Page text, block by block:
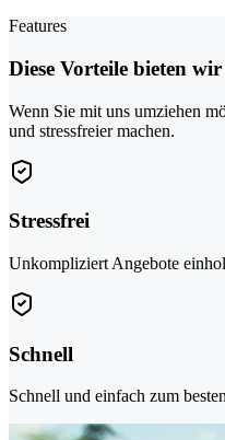
Features
Diese Vorteile bieten
Wenn Sie mit uns umziehen
und stressfreier machen.
Stressfrei
Unkompliziert Angebote
Schnell
Schnell und einfach zum